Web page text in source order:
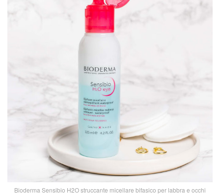
Bioderma Sensibio H2O struccante micellare bifasico per labbra e occhi